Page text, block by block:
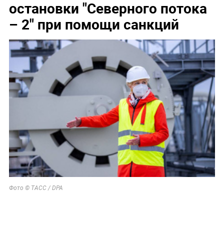
остановки "Северного потока
– 2" при помощи санкций
Фото © ТАСС / DPA